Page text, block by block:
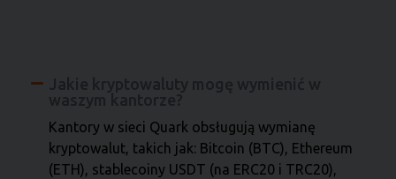
Kantory w sieci Quark obsługują wymianę
kryptowalut, takich jak: Bitcoin (BTC), Ethereum
(ETH), stablecoiny USDT (na ERC20 i TRC20),